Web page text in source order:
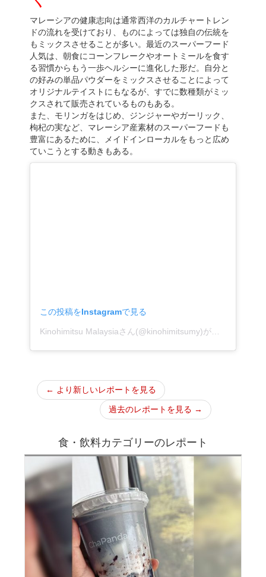
マレーシアの健康志向は通常西洋のカルチャートレン
ドの流れを受けており、ものによっては独自の伝統を
もミックスさせることが多い。最近のスーパーフード
人気は、朝食にコーンフレークやオートミールを食す
る習慣からもう一歩ヘルシーに進化した形だ。自分と
の好みの単品パウダーをミックスさせることによって
オリジナルテイストにもなるが、すでに数種類がミッ
クスされて販売されているものもある。
また、モリンガをはじめ、ジンジャーやガーリック、
枸杞の実など、マレーシア産素材のスーパーフードも
豊富にあるために、メイドインローカルをもっと広め
ていこうとする動きもある。
この投稿をInstagramで見る
← より新しいレポートを見る
過去のレポートを見る →
食・飲料カテゴリーのレポート